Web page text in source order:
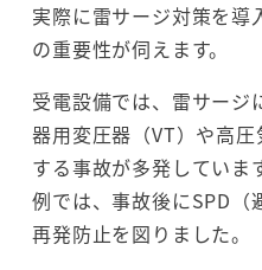
実際に雷サージ対策を導
の重要性が伺えます。
受電設備では、雷サージ
器用変圧器（VT）や高
する事故が多発していま
例では、事故後にSPD（
再発防止を図りました。